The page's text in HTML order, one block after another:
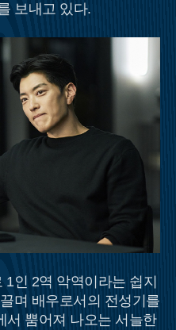
보내고 있다.
인 2역 악역이라는 쉽지
며 배우로서의 전성기를
서 뿜어져 나오는 서늘한